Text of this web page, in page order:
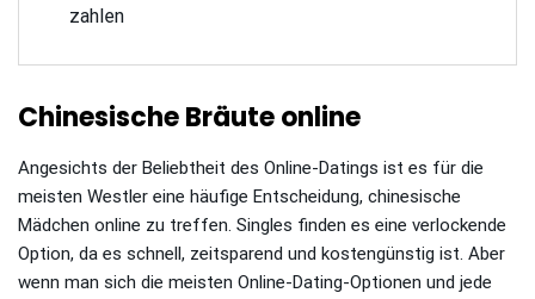
zahlen
Chinesische Bräute online
Angesichts der Beliebtheit des Online-Datings ist es für die
meisten Westler eine häufige Entscheidung, chinesische
Mädchen online zu treffen. Singles finden es eine verlockende
Option, da es schnell, zeitsparend und kostengünstig ist. Aber
wenn man sich die meisten Online-Dating-Optionen und jede